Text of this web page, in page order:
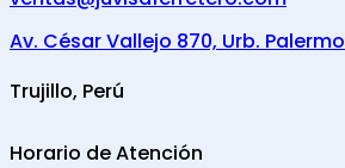
Av. César Vallejo 870, Urb. Palermo
Trujillo, Perú
Horario de Atención